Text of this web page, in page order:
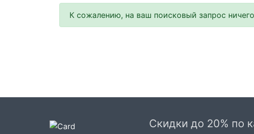
К сожалению, на ваш поисковый запрос
Скидки до 20% по